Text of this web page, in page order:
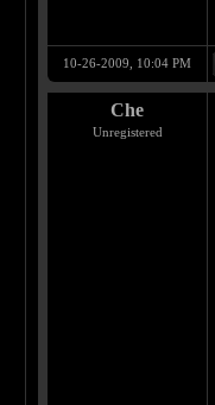
10-26-2009, 10:04 PM
Che
Unregistered